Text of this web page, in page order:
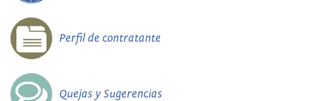
Perfil de contratante
Quejas y Sugerencias